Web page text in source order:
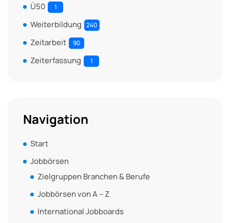
Ü50 1
Weiterbildung 240
Zeitarbeit 90
Zeiterfassung 1
Navigation
Start
Jobbörsen
Zielgruppen Branchen & Berufe
Jobbörsen von A – Z
International Jobboards